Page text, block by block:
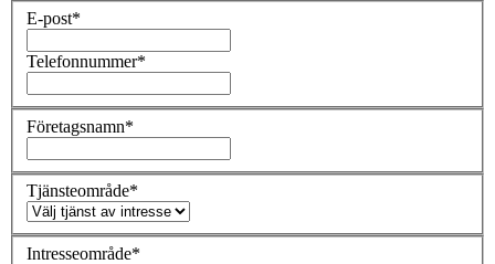
E-post*
Telefonnummer*
Företagsnamn*
Tjänsteområde*
Intresseområde*